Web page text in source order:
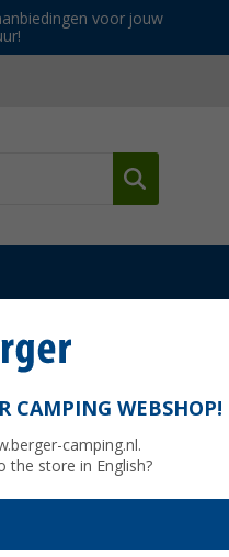
voor jouw
4 personen
€
CAMPING WEBSHOP!
camping.nl.
the store in English?